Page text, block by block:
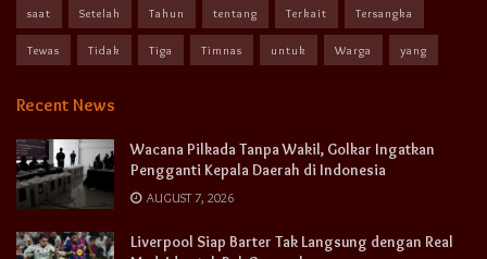
saat Setelah Tahun tentang Terkait Tersangka
Tewas Tidak Tiga Timnas untuk Warga yang
Recent News
Wacana Pilkada Tanpa Wakil, Golkar Ingatkan
Pengganti Kepala Daerah di Indonesia
AUGUST 7, 2026
Liverpool Siap Barter Tak Langsung dengan Real